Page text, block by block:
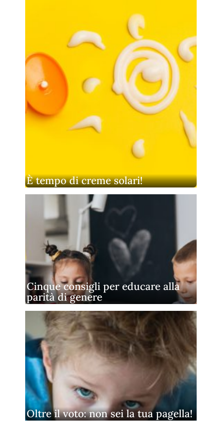
È tempo di creme solari!
Cinque consigli per educare alla
parità di genere
Oltre il voto: non sei la tua pagella!